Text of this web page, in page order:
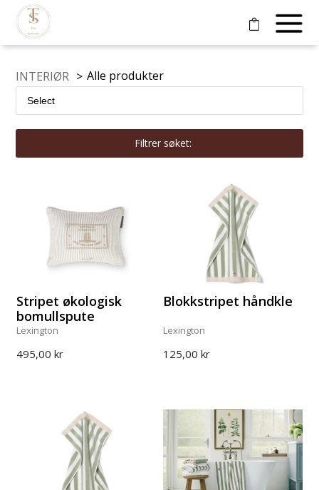
INTERIØR > Alle produkter
Filtrer søket:
Stripet økologisk
bomullspute
Lexington
495,00 kr
Blokkstripet håndkle
Lexington
125,00 kr